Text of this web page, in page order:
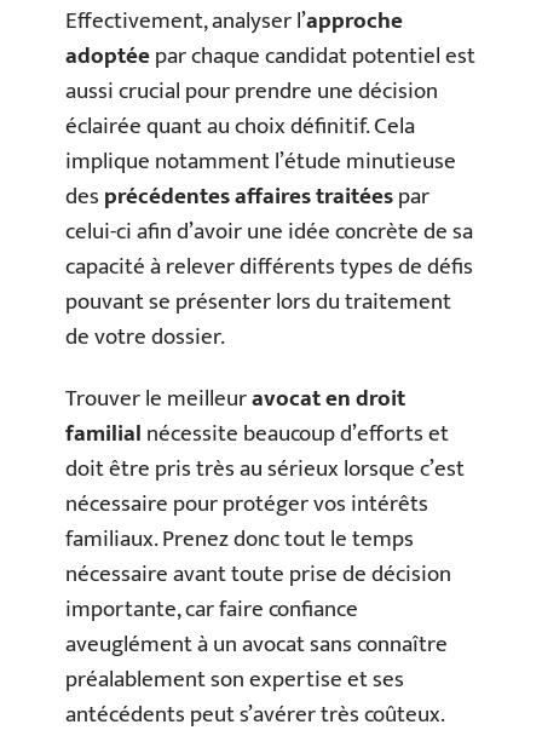
Effectivement, analyser l’approche
adoptéepar chaque candidat potentiel est
aussi crucial pour prendre une décision
éclairée quant au choix définitif. Cela
implique notamment l’étude minutieuse
desprécédentes affaires traitéespar
celui-ci afin d’avoir une idée concrète de sa
capacité à relever différents types de défis
pouvant se présenter lors du traitement
de votre dossier.
Trouver le meilleuravocat en droit
familialnécessite beaucoup d’efforts et
doit être pris très au sérieux lorsque c’est
nécessaire pour protéger vos intérêts
familiaux. Prenez donc tout le temps
nécessaire avant toute prise de décision
importante, car faire confiance
aveuglément à un avocat sans connaître
préalablement son expertise et ses
antécédents peut s’avérer très coûteux.